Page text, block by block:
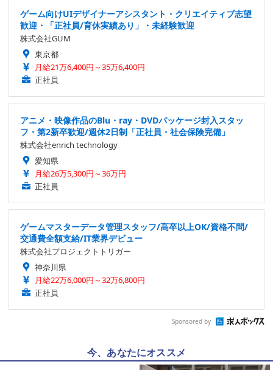
ゲーム向けUIデザイナーアシスタント・クリエイティブ志望
歓迎・「正社員/育休実績あり」・未経験歓迎
株式会社GUM
東京都
月給21万6,400円～35万6,400円
正社員
アニメ・映像作品のBlu・ray・DVDパッケージ封入スタッ
フ・第2新卒歓迎/週休2日制「正社員・社会保険完備」
株式会社enrich technology
愛知県
月給26万5,300円～36万円
正社員
ゲームマスターデータ管理スタッフ/高卒以上OK/資格不問/
交通費全額支給/IT業界デビュー
株式会社プロジェクトトリガー
神奈川県
月給22万6,000円～32万6,800円
正社員
Sponsored by
今、あなたにオススメ